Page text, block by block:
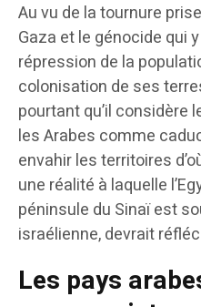
Au vu de la tournure
Gaza et le génocide qui
répression de la
colonisation de ses
pourtant qu’il considère
les Arabes comme
envahir les territoires
une réalité à laquelle
péninsule du Sinaï est
israélienne, devrait
Les pays